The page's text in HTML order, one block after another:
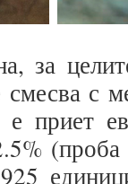
за
смесва с
приет